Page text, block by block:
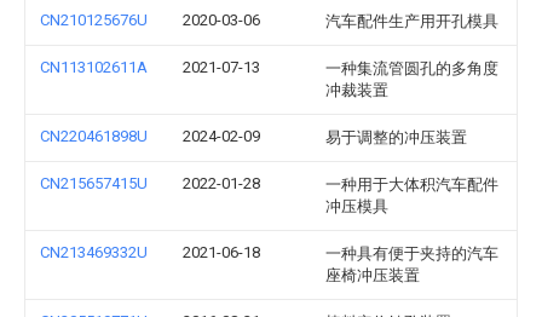
CN210125676U 2020-03-06 汽车配件生产用开孔模具
CN113102611A 2021-07-13
一种集流管圆孔的多角度
冲裁装置
CN220461898U 2024-02-09 易于调整的冲压装置
CN215657415U 2022-01-28
一种用于大体积汽车配件
冲压模具
CN213469332U 2021-06-18
一种具有便于夹持的汽车
座椅冲压装置